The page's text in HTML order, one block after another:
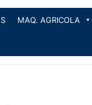
MAQ. AGRICOLA